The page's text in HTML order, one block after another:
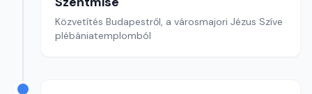
Közvetítés Budapestről, a városmajori Jézus Szíve
plébániatemplomból